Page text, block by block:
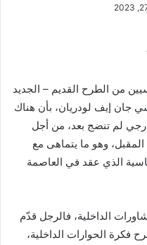
من الطرح القديم – الجديد
جان إيف لودريان، بأن هناك
لم تنضج بعد، من أجل
وهو ما يتماهى مع
الذي عقد في العاصمة
الداخلية، فالرجل قدّم
فكرة الحوارات الداخلية،